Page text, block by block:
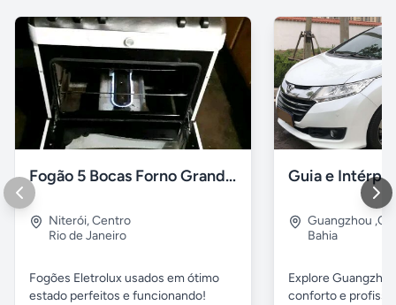
Fogão 5 Bocas Forno Grande (Usado) Perfeito Estado
Niterói,Centro
Rio de Janeiro
Fogões Eletrolux usados em ótimo
estado perfeitos e funcionando!
Guangzhou
Bahia
Explore
conforto e